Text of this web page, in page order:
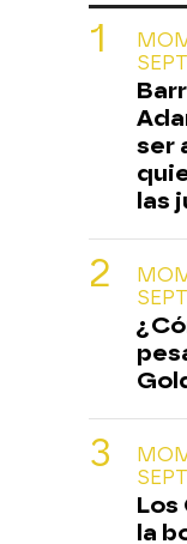
ser
las
Los
la